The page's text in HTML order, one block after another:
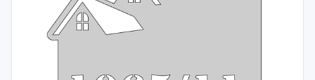
Spojovacímateriál